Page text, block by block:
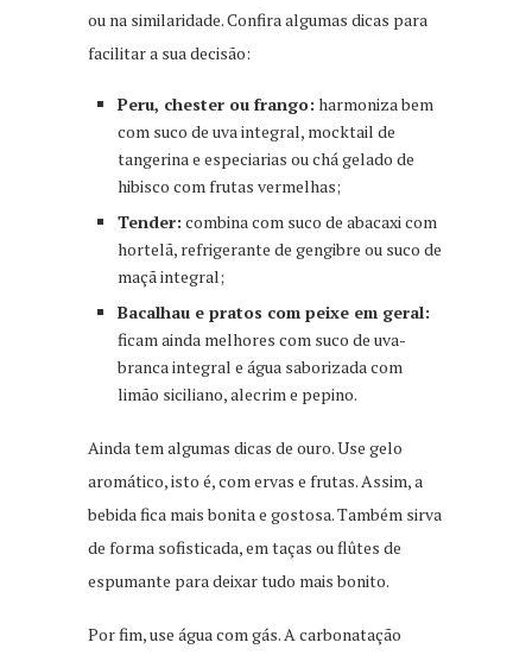
ou na similaridade. Confira algumas dicas para
facilitar a sua decisão:
Peru, chester ou frango: harmoniza bem
com suco de uva integral, mocktail de
tangerina e especiarias ou chá gelado de
hibisco com frutas vermelhas;
Tender: combina com suco de abacaxi com
hortelã, refrigerante de gengibre ou suco de
maçã integral;
Bacalhau e pratos com peixe em geral:
ficam ainda melhores com suco de uva-
branca integral e água saborizada com
limão siciliano, alecrim e pepino.
Ainda tem algumas dicas de ouro. Use gelo
aromático, isto é, com ervas e frutas. Assim, a
bebida fica mais bonita e gostosa. Também sirva
de forma sofisticada, em taças ou flûtes de
espumante para deixar tudo mais bonito.
Por fim, use água com gás. A carbonatação